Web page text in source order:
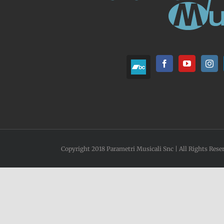
Copyright 2018 Parametri Musicali Snc | All Rights